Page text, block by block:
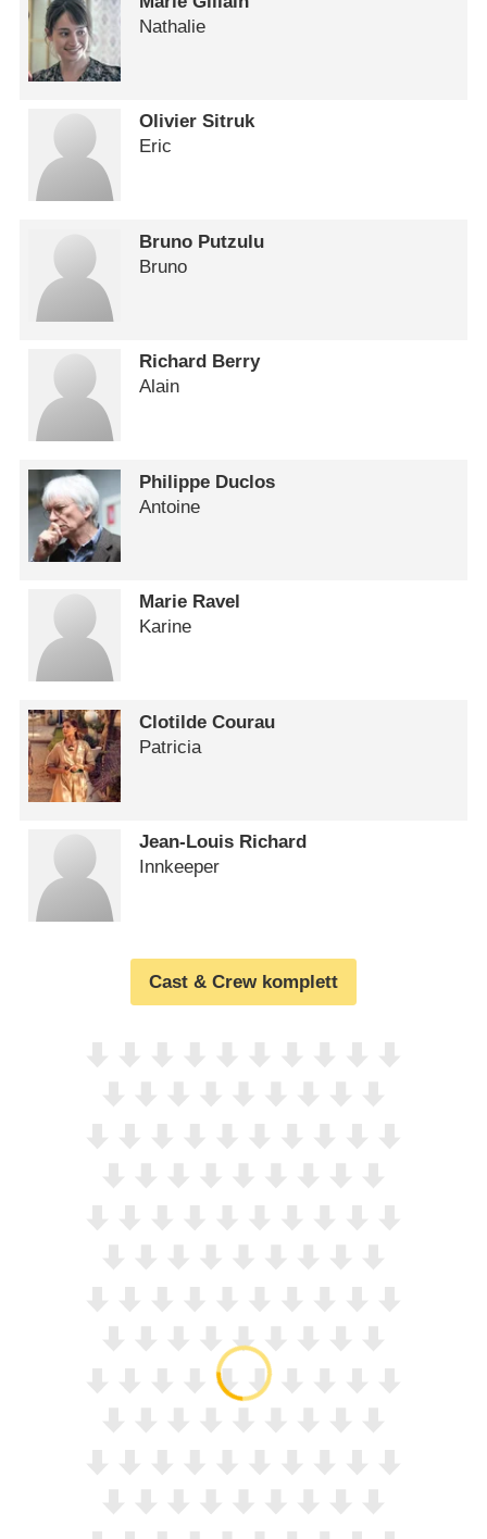
Nathalie
Olivier Sitruk
Eric
Bruno Putzulu
Bruno
Richard Berry
Alain
Philippe Duclos
Antoine
Marie Ravel
Karine
Clotilde Courau
Patricia
Jean-Louis Richard
Innkeeper
Cast & Crew komplett